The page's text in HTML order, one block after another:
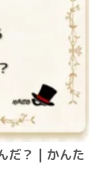
だ？ | かんた